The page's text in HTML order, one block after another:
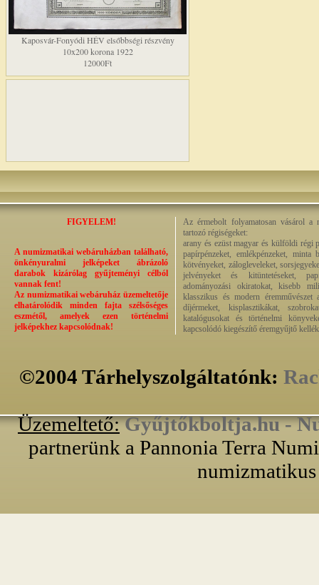
Kaposvár-Fonyódi HÉV elsőbbségi részvény
10x200 korona 1922
12000Ft
FIGYELEM!
A numizmatikai webáruházban található,
önkényuralmi jelképeket ábrázoló
darabok kizárólag gyűjteményi célból
vannak fent!
Az numizmatikai webáruház üzemeltetője
elhatárolódik minden fajta szélsőséges
eszmétől, amelyek ezen történelmi
jelképekhez kapcsolódnak!
Az érmebolt folyamatosan vásárol a
tartozó régiségeket:
arany és ezüst magyar és külföldi régi
papírpénzeket, emlékpénzeket, minta
kötvényeket, zálogleveleket,
jelvényeket és kitüntetéseket,
adományozási okiratokat, kisebb
klasszikus és modern éremművészet
díjérmeket, kisplasztikákat,
katalógusokat és történelmi
kapcsolódó kiegészítő éremgyűjtő
©2004 Tárhelyszolgáltatónk:
Üzemeltető: Gyűjtőkboltja.hu -
partnerünk a Pannonia Terra
numizmatikus